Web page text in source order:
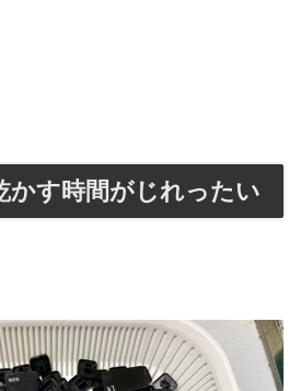
かす時間がじれったい